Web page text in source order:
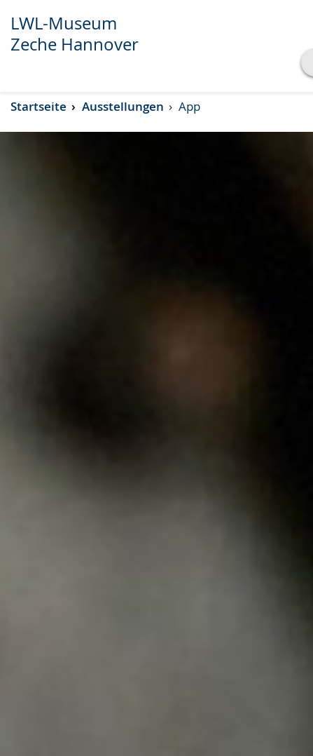
Transkript anzeigen
Abspielen
Pausieren
LWL-Museum
Zeche Hannover
Startseite Ausstellungen App